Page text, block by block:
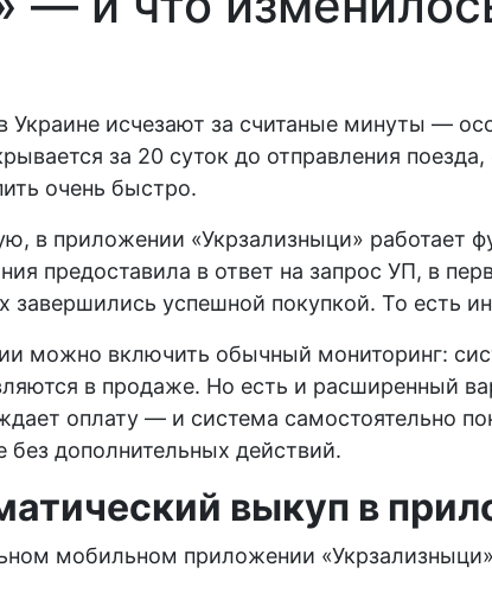
Украине исчезают за считаные минуты —
за 20 суток до отправления
очень быстро.
в приложении «Укрзализныци» работает
предоставила в ответ на запрос УП, в
завершились успешной покупкой. То есть
можно включить обычный мониторинг:
в продаже. Но есть и расширенный
оплату — и система самостоятельно
без дополнительных действий.
выкуп в
мобильном приложении